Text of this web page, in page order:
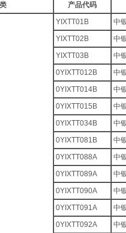
产品代码
YIXTT01B
中
YIXTT02B
中
YIXTT03B
中
0YIXTT012B
中
0YIXTT014B
中
0YIXTT015B
中
0YIXTT034B
中
0YIXTT081B
中
0YIXTT088A
中
0YIXTT089A
中
0YIXTT090A
中
0YIXTT091A
中
0YIXTT092A
中